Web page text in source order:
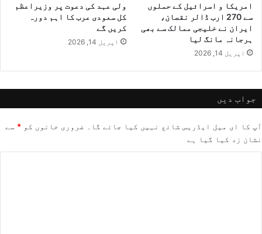
امریکا و اسرائیل کے حملوں
سے 270 ارب ڈالر نقصان،
ایران نے خلیجی ممالک سے بھی
ہرجانہ مانگ لیا
اپریل 14, 2026
ولی عہد کی دعوت پر وزیراعظم
کل سعودی عرب کا اہم دورہ
کریں گے
اپریل 14, 2026
جواب دیں
آپ کا ای میل ایڈریس شائع نہیں کیا جائے گا۔ ضروری خانوں کو * سے
نشان زد کیا گیا ہے